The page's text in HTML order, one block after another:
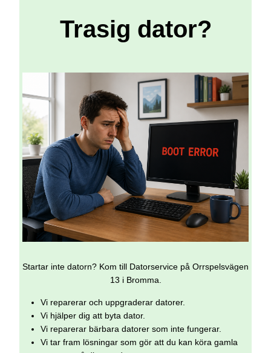
Trasig dator?
Startar inte datorn? Kom till Datorservice på Orrspelsvägen
13 i Bromma.
Vi reparerar och uppgraderar datorer.
Vi hjälper dig att byta dator.
Vi reparerar bärbara datorer som inte fungerar.
Vi tar fram lösningar som gör att du kan köra gamla